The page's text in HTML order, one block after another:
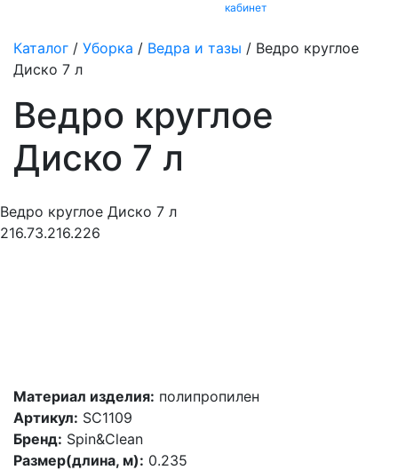
кабинет
Каталог / Уборка / Ведра и тазы / Ведро круглое
Диско 7 л
Ведро круглое
Диско 7 л
Ведро круглое Диско 7 л
216.73.216.226
Материал изделия: полипропилен
Артикул: SC1109
Бренд: Spin&Clean
Размер(длина, м): 0.235